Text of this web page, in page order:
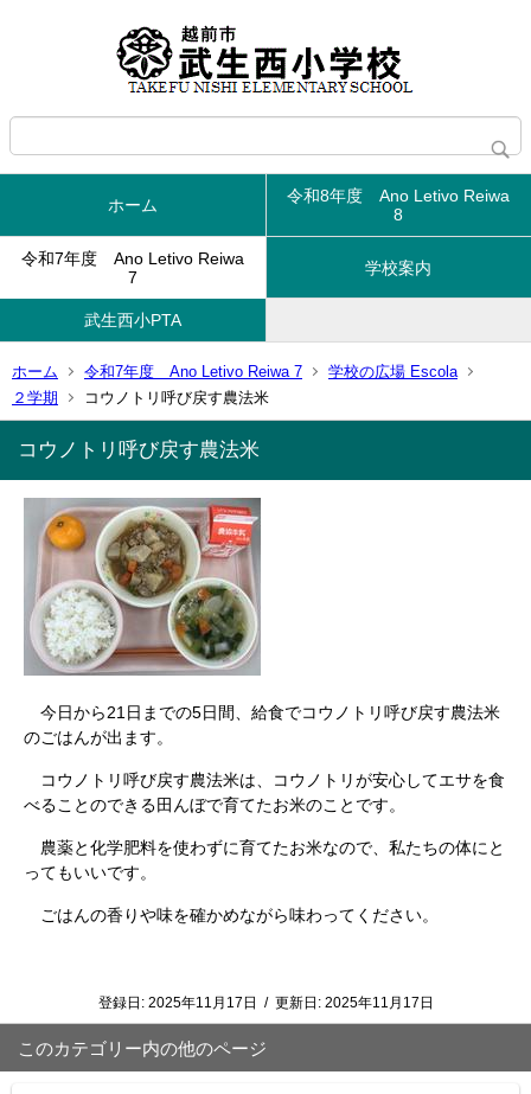
ホーム
令和8年度 Ano Letivo Reiwa
8
令和7年度 Ano Letivo Reiwa
7
学校案内
武生西小PTA
ホーム 令和7年度 Ano Letivo Reiwa 7
学校の広場 Escola
２学期
コウノトリ呼び戻す農法米
コウノトリ呼び戻す農法米
今日から21日までの5日間、給食でコウノトリ呼び戻す農法米
のごはんが出ます。
コウノトリ呼び戻す農法米は、コウノトリが安心してエサを食
べることのできる田んぼで育てたお米のことです。
農薬と化学肥料を使わずに育てたお米なので、私たちの体にと
ってもいいです。
ごはんの香りや味を確かめながら味わってください。
登録日: 2025年11月17日 / 更新日: 2025年11月17日
このカテゴリー内の他のページ